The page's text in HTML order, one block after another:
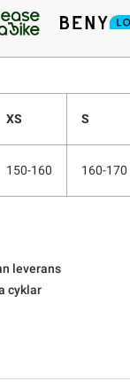
XS S
150-160 160-170
leverans
cyklar